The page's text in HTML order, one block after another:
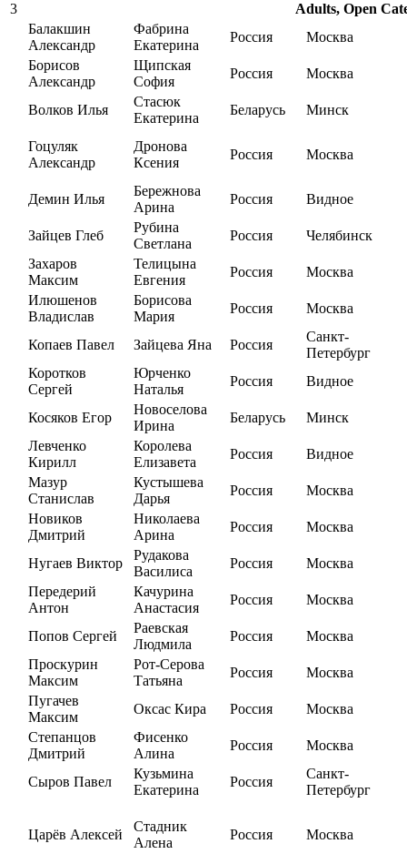
3
Adults, Open
Балакшин
Александр
Фабрина
Екатерина
Россия
Москва
Борисов
Александр
Щипская
София
Россия Москва
Волков Илья
Стасюк
Екатерина
Беларусь Минск
Гоцуляк
Александр
Дронова
Ксения
Россия Москва
Демин Илья
Бережнова
Арина
Россия Видное
Зайцев Глеб
Рубина
Светлана
Россия
Челябинск
Захаров
Максим
Телицына
Евгения
Россия
Москва
Илюшенов
Владислав
Борисова
Мария
Россия Москва
Копаев Павел Зайцева Яна Россия
Санкт-
Петербург
Коротков
Сергей
Юрченко
Наталья
Россия Видное
Косяков Егор
Новоселова
Ирина
Беларусь
Минск
Левченко
Кирилл
Королева
Елизавета
Россия
Видное
Мазур
Станислав
Кустышева
Дарья
Россия
Москва
Новиков
Дмитрий
Николаева
Арина
Россия Москва
Нугаев Виктор
Рудакова
Василиса
Россия
Москва
Передерий
Антон
Качурина
Анастасия
Россия Москва
Попов Сергей
Раевская
Людмила
Россия
Москва
Проскурин
Максим
Рот-Серова
Татьяна
Россия
Москва
Пугачев
Максим
Оксас Кира Россия
Москва
Степанцов
Дмитрий
Фисенко
Алина
Россия Москва
Сыров Павел
Кузьмина
Екатерина
Россия
Санкт-
Петербург
Царёв Алексей
Стадник
Алена
Россия Москва